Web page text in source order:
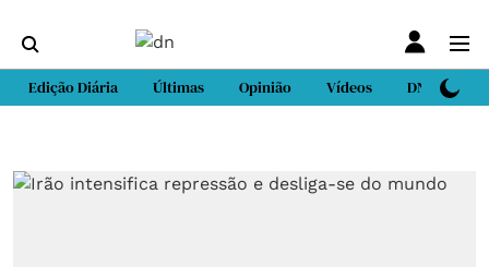
Edição Diária Últimas Opinião Vídeos DN Sport